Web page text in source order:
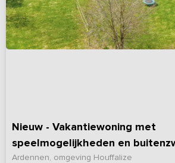
Nieuw - Vakantiewoning met
speelmogelijkheden en
Ardennen, omgeving Houffalize